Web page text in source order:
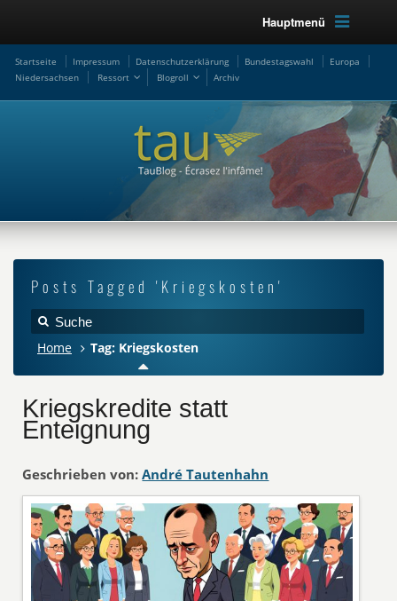
Hauptmenü
Startseite Impressum Datenschutzerklärung Bundestagswahl
Europa
Niedersachsen
Ressort Blogroll Archiv
Posts Tagged 'Kriegskosten'
Home Tag: Kriegskosten
Kriegskredite statt
Enteignung
Geschrieben von: André Tautenhahn